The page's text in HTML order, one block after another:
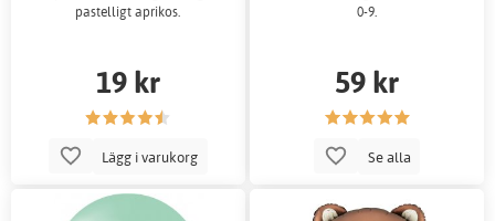
pastelligt aprikos.
19 kr
Lägg i varukorg
0-9.
59 kr
Se alla